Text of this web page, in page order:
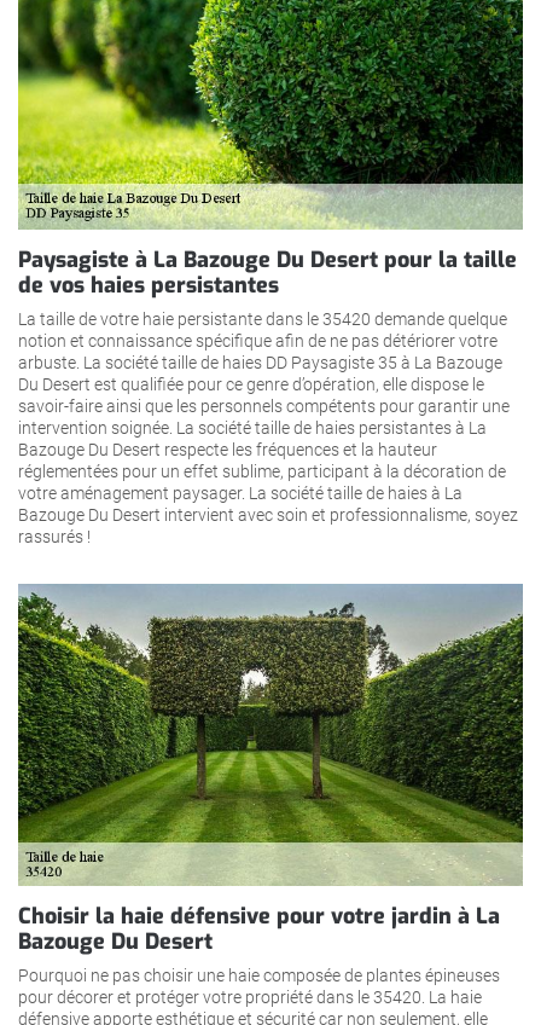
Paysagiste à La Bazouge Du Desert pour la taille
de vos haies persistantes
La taille de votre haie persistante dans le 35420 demande quelque
notion et connaissance spécifique afin de ne pas détériorer votre
arbuste. La société taille de haies DD Paysagiste 35 à La Bazouge
Du Desert est qualifiée pour ce genre d’opération, elle dispose le
savoir-faire ainsi que les personnels compétents pour garantir une
intervention soignée. La société taille de haies persistantes à La
Bazouge Du Desert respecte les fréquences et la hauteur
réglementées pour un effet sublime, participant à la décoration de
votre aménagement paysager. La société taille de haies à La
Bazouge Du Desert intervient avec soin et professionnalisme, soyez
rassurés !
Choisir la haie défensive pour votre jardin à La
Bazouge Du Desert
Pourquoi ne pas choisir une haie composée de plantes épineuses
pour décorer et protéger votre propriété dans le 35420. La haie
défensive apporte esthétique et sécurité car non seulement, elle